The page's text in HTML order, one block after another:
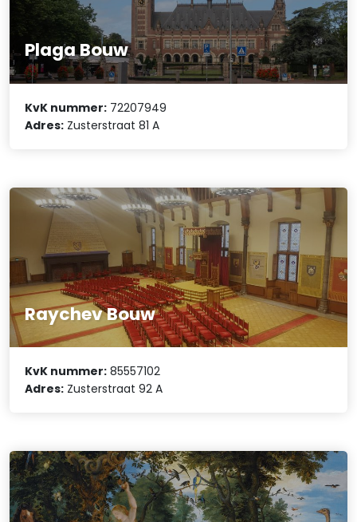
Plaga Bouw
KvK nummer: 72207949
Adres: Zusterstraat 81 A
Raychev Bouw
KvK nummer: 85557102
Adres: Zusterstraat 92 A